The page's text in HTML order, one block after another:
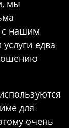
мы
с нашим
едва
для
очень